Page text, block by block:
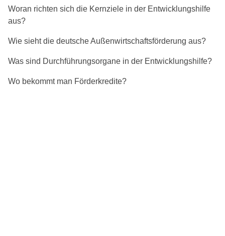
Woran richten sich die Kernziele in der Entwicklungshilfe
aus?
Wie sieht die deutsche Außenwirtschaftsförderung aus?
Was sind Durchführungsorgane in der Entwicklungshilfe?
Wo bekommt man Förderkredite?